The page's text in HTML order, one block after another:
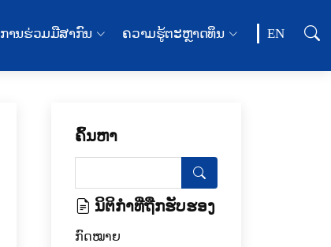
ການຮ່ວມມືສາກົນ ຄວາມຮູ້ຕະຫຼາດທຶນ EN
ຄົ້ນຫາ
ນິຕິກໍາທີ່ຖືກຮັບຮອງ
ກົດໝາຍ